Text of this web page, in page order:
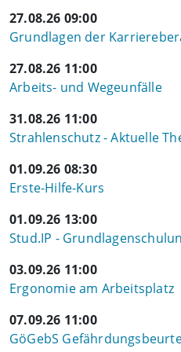
27.08.26 09:00
Grundlagen der
27.08.26 11:00
Arbeits- und Wegeunfälle
31.08.26 11:00
Strahlenschutz - Aktuelle
01.09.26 08:30
Erste-Hilfe-Kurs
01.09.26 13:00
Stud.IP -
03.09.26 11:00
Ergonomie am Arbeitsplatz
07.09.26 11:00
GöGebS